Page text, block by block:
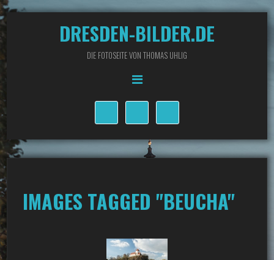
DRESDEN-BILDER.DE
DIE FOTOSEITE VON THOMAS UHLIG
IMAGES TAGGED "BEUCHA"